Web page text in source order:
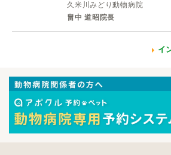
久米川みどり動物病院
畠中 道昭院長
イ